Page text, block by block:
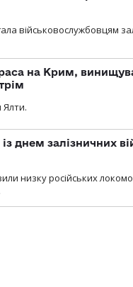
військовослужбовцям
на Крим,
днем залізничних
низку російських